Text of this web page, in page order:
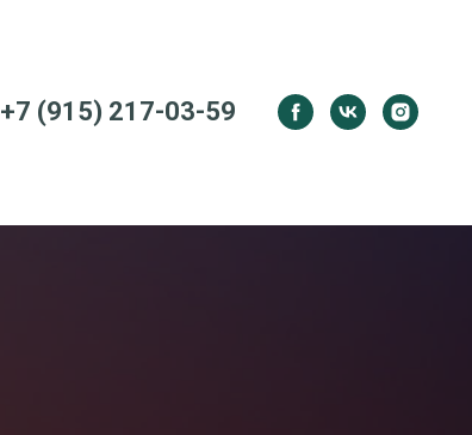
+7 (915) 217-03-59